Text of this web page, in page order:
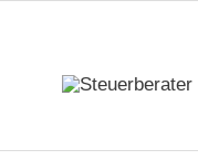
springen